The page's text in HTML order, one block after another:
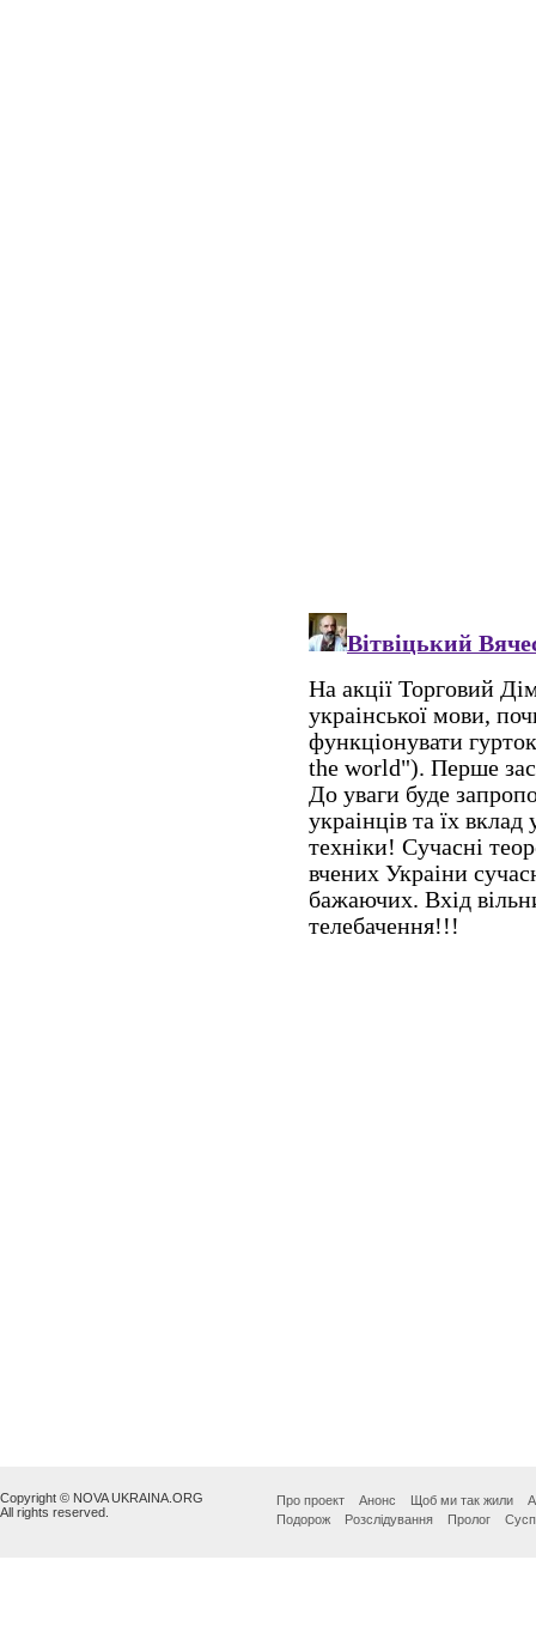
Copyright © NOVA UKRAINA.ORG
All rights reserved.
Про проект Анонс Щоб ми так жили
Подорож
Розслідування Пролог